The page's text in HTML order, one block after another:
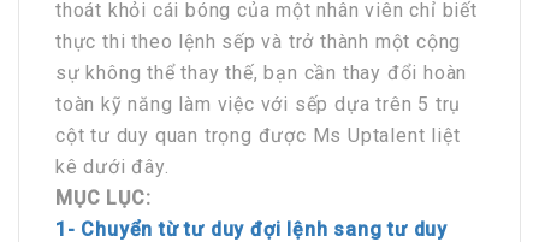
thoát khỏi cái bóng của một nhân viên chỉ biết
thực thi theo lệnh sếp và trở thành một cộng
sự không thể thay thế, bạn cần thay đổi hoàn
toàn kỹ năng làm việc với sếp dựa trên 5 trụ
cột tư duy quan trọng được Ms Uptalent liệt
kê dưới đây.
MỤC LỤC:
1- Chuyển từ tư duy đợi lệnh sang tư duy